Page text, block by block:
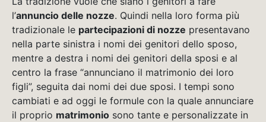
l’annuncio delle nozze. Quindi nella loro forma più
tradizionale le partecipazioni di nozze presentavano
nella parte sinistra i nomi dei genitori dello sposo,
mentre a destra i nomi dei genitori della sposi e al
centro la frase “annunciano il matrimonio dei loro
figli”, seguita dai nomi dei due sposi. I tempi sono
cambiati e ad oggi le formule con la quale annunciare
il proprio matrimonio sono tante e personalizzate in